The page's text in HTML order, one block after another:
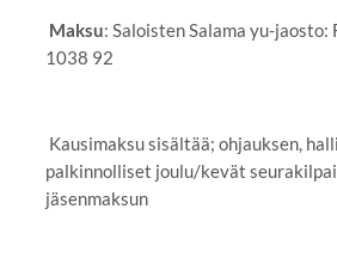
Maksu: Saloisten Salama yu-
1038 92
Kausimaksu sisältää; ohjauksen,
palkinnolliset joulu/kevät
jäsenmaksun